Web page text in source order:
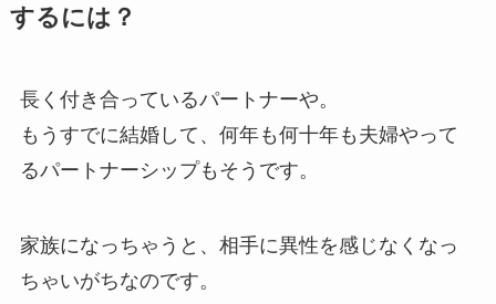
するには？
長く付き合っているパートナーや。
もうすでに結婚して、何年も何十年も夫婦やって
るパートナーシップもそうです。
家族になっちゃうと、相手に異性を感じなくなっ
ちゃいがちなのです。